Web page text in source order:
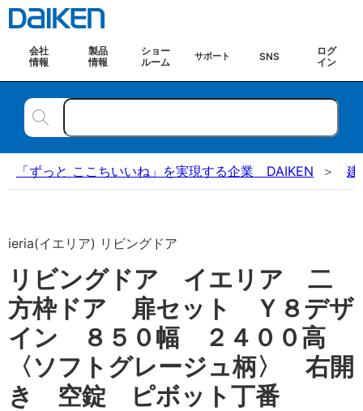
会社
情報
製品
情報
ショー
ルーム
サポート SNS
ログ
イン
「ずっと ここちいいね」を実現する企業 DAIKEN 建
ieria(イエリア) リビングドア
リビングドア イエリア 二
方枠ドア 扉セット Ｙ８デザ
イン ８５０幅 ２４００高
〈ソフトグレージュ柄〉 右開
き 空錠 ピボット丁番